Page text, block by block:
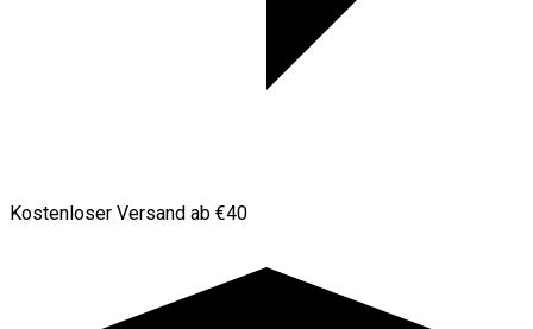
Kostenloser Versand ab €40